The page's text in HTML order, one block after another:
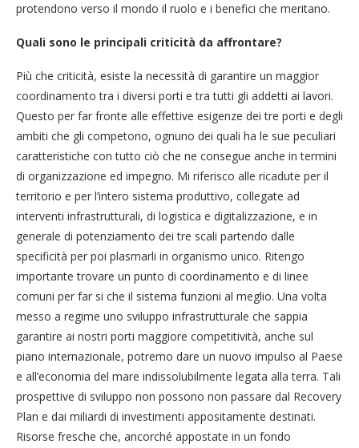
protendono verso il mondo il ruolo e i benefici che meritano.
Quali sono le principali criticità da affrontare?
Più che criticità, esiste la necessità di garantire un maggior
coordinamento tra i diversi porti e tra tutti gli addetti ai lavori.
Questo per far fronte alle effettive esigenze dei tre porti e degli
ambiti che gli competono, ognuno dei quali ha le sue peculiari
caratteristiche con tutto ciò che ne consegue anche in termini
di organizzazione ed impegno. Mi riferisco alle ricadute per il
territorio e per l’intero sistema produttivo, collegate ad
interventi infrastrutturali, di logistica e digitalizzazione, e in
generale di potenziamento dei tre scali partendo dalle
specificità per poi plasmarli in organismo unico. Ritengo
importante trovare un punto di coordinamento e di linee
comuni per far si che il sistema funzioni al meglio. Una volta
messo a regime uno sviluppo infrastrutturale che sappia
garantire ai nostri porti maggiore competitività, anche sul
piano internazionale, potremo dare un nuovo impulso al Paese
e all’economia del mare indissolubilmente legata alla terra. Tali
prospettive di sviluppo non possono non passare dal Recovery
Plan e dai miliardi di investimenti appositamente destinati.
Risorse fresche che, ancorché appostate in un fondo